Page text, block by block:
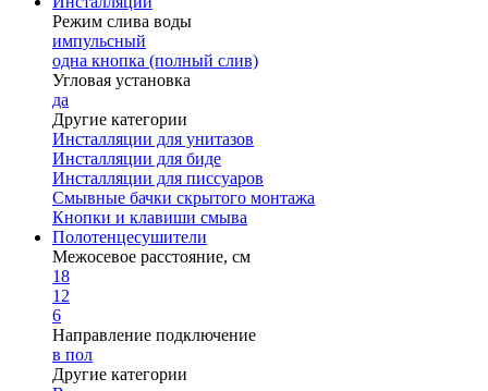
Режим слива воды
импульсный
одна кнопка (полный слив)
Угловая установка
да
Другие категории
Инсталляции для унитазов
Инсталляции для биде
Инсталляции для писсуаров
Смывные бачки скрытого монтажа
Кнопки и клавиши смыва
Полотенцесушители
Межосевое расстояние, см
18
12
6
Направление подключение
в пол
Другие категории